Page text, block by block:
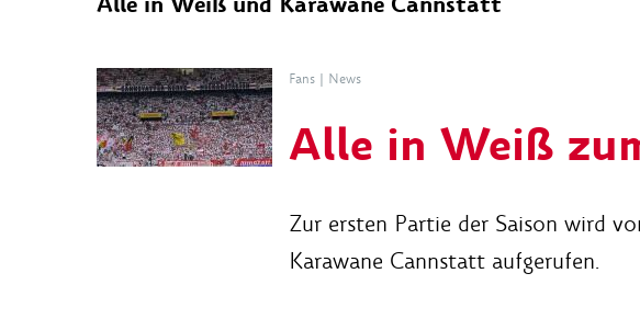
Fans | News
Alle in Weiß
Zur ersten Partie der Saison wird
Karawane Cannstatt aufgerufen.